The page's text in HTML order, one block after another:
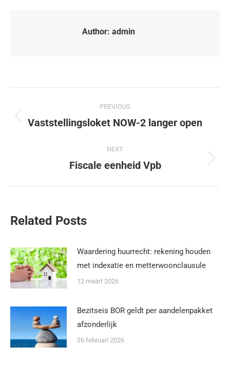
Author: admin
PREVIOUS
Vaststellingsloket NOW-2 langer open
NEXT
Fiscale eenheid Vpb
Related Posts
Waardering huurrecht: rekening houden
met indexatie en metterwoonclausule
12 maart 2026
Bezitseis BOR geldt per aandelenpakket
afzonderlijk
26 februari 2026